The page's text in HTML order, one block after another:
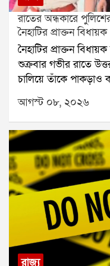
রাতের অন্ধকারে
নৈহাটির প্রাক্তন বিধায়ক
নৈহাটির প্রাক্তন
শুক্রবার গভীর রাতে
চালিয়ে তাঁকে পাকড়াও
এবং ভোট পরবর্তী
জানা গিয়েছে।
হবে।২০২৪ সালের
থেকে জয়ী হয়েছিলেন
বিরুদ্ধে একাধিক
বিরুদ্ধে তোলাবাজি
জানা যায়। ২০২১
পরবর্তী হিংসার
অভিযোগ।২০২৬ সালের
রাজনৈতিক পালাবদল
একাধিক অভিযোগ জমা
তদন্ত শুরু করে পুলিশ।
আগস্ট ০৮, ২০২৬
রাজ্য